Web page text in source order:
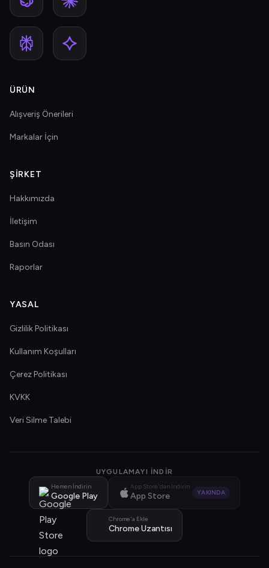
ÜRÜN
Alışveriş Önerileri
Markalar İçin
ŞIRKET
Hakkımızda
İletişim
Basın Odası
Raporlar
YASAL
Gizlilik Politikası
Kullanım Koşulları
Çerez Politikası
KVKK
Veri Silme Talebi
UYGULAMAYI İNDIR
Hemen İndirin
Google Play
App Store'dan İndirin
App Store YAKINDA
Chrome'a Ekle
Chrome Uzantısı